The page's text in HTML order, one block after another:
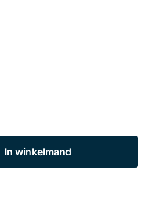
In winkelmand